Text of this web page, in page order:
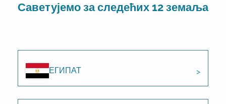
Саветујемо за следећих 12 земаља
ЕГИПАТ